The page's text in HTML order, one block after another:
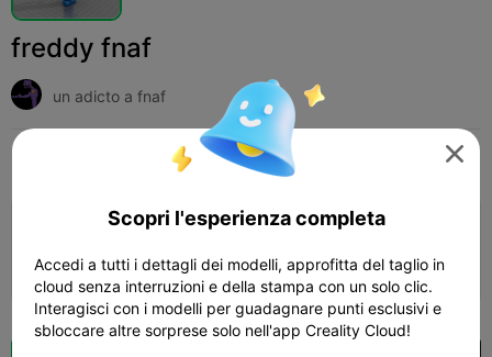
freddy fnaf
un adicto a fnaf
Add Giocattoli e Giochi Altro 
Aggiungi configurazione stampa
Ottieni più punti

Scopri l'esperienza completa
Accedi a tutti i dettagli dei modelli, approfitta del taglio in
cloud senza interruzioni e della stampa con un solo clic.
Interagisci con i modelli per guadagnare punti esclusivi e
sbloccare altre sorprese solo nell'app Creality Cloud!